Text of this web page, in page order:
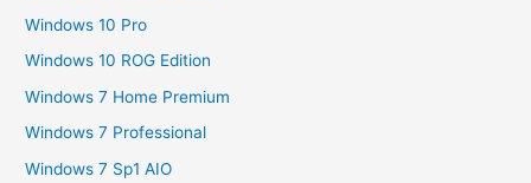
Windows 10 Pro
Windows 10 ROG Edition
Windows 7 Home Premium
Windows 7 Professional
Windows 7 Sp1 AIO